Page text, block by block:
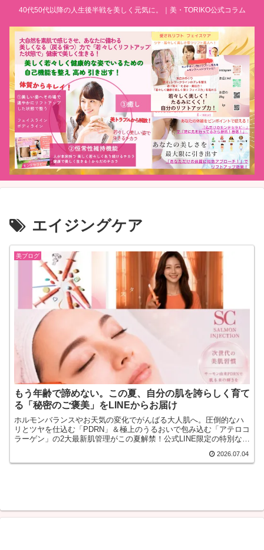
40代50代以降の人生後半戦を美しく元気に。｜美・TORIKO公式コラム
エイジングケア
美ブログ
もう年齢で諦めない。この夏、自分の肌を誇らしく育て
る「秘密のご褒美」をLINEからお届け
ホルモンバランスやお天気の変化でがんばる大人肌へ。圧倒的なハ
リとツヤを仕込む「PDRN」＆極上のうるおいで包み込む「アテロコ
ラーゲン」の2大最新肌管理がこの夏解禁！公式LINE限定の特別な贈
2026.07.04